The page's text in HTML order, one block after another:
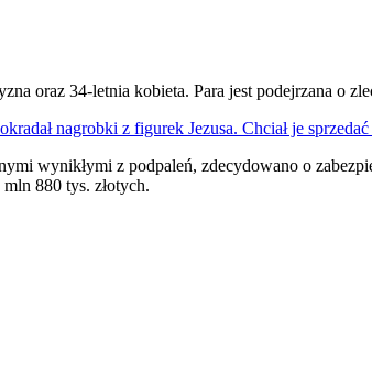
oraz 34-letnia kobieta. Para jest podejrzana o
nagrobki z figurek Jezusa. Chciał je
wynikłymi z podpaleń, zdecydowano o
880 tys. złotych.